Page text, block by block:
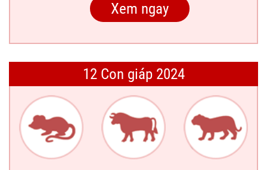
12 Con giáp 2024